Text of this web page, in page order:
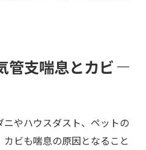
管支喘息とカビ
やハウスダスト、ペットの
ビも喘息の原因となること